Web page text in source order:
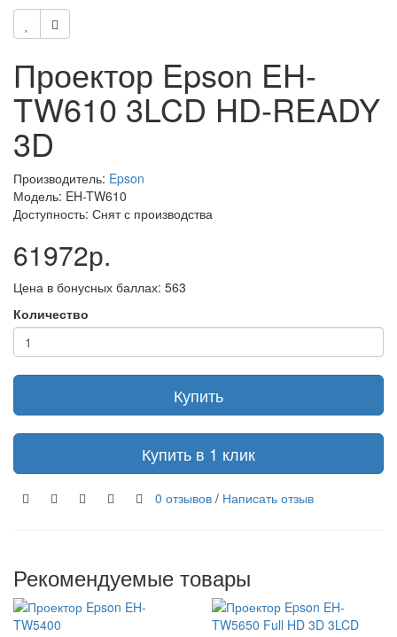
Проектор Epson EH-
TW610 3LCD HD-READY
3D
Производитель: Epson
Модель: EH-TW610
Доступность: Снят с производства
61972р.
Цена в бонусных баллах: 563
Количество
Купить
Купить в 1 клик
0 отзывов / Написать отзыв
Рекомендуемые товары